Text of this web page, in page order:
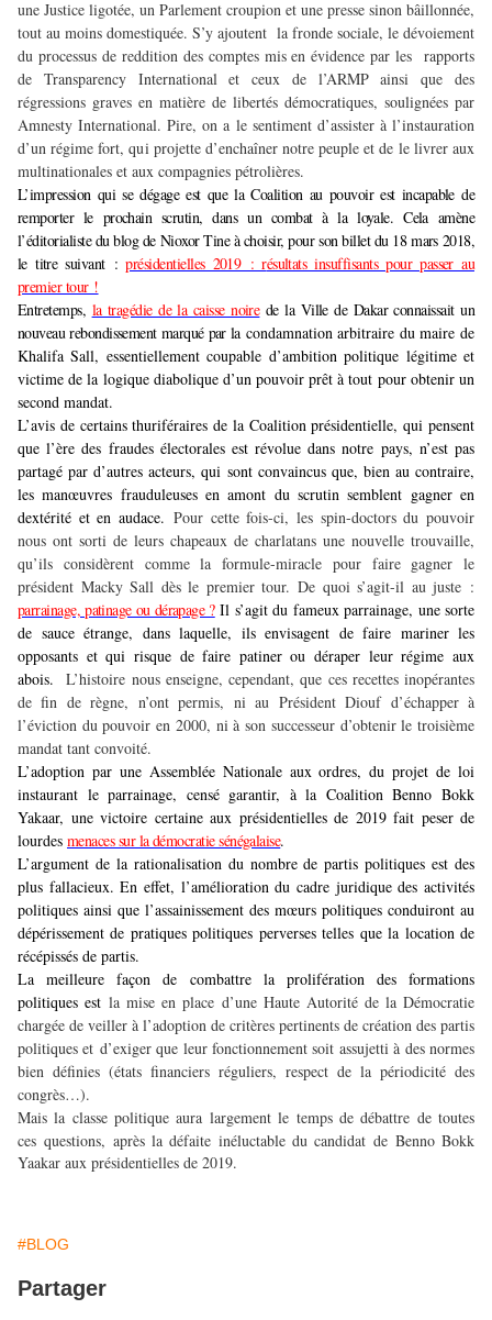
une Justice ligotée, un Parlement croupion et une presse sinon bâillonnée,
tout au moins domestiquée. S’y ajoutent la fronde sociale, le dévoiement
du processus de reddition des comptes mis en évidence par les rapports
de Transparency International et ceux de l’ARMP ainsi que des
régressions graves en matière de libertés démocratiques, soulignées par
Amnesty International. Pire, on a le sentiment d’assister à l’instauration
d’un régime fort, qui projette d’enchaîner notre peuple et de le livrer aux
multinationales et aux compagnies pétrolières.
L’impression qui se dégage est que la Coalition au pouvoir est incapable de
remporter le prochain scrutin, dans un combat à la loyale. Cela amène
l’éditorialiste du blog de Nioxor Tine à choisir, pour son billet du 18 mars 2018,
le titre suivant :présidentielles 2019 : résultats insuffisants pour passer au
premier tour !
Entretemps, la tragédie de la caisse noirede la Ville de Dakar connaissait un
nouveau rebondissement marqué par la condamnation arbitraire du maire de
Khalifa Sall, essentiellement coupable d’ambition politique légitime et
victime de la logique diabolique d’un pouvoir prêt à tout pour obtenir un
second mandat.
L’avis de certains thuriféraires de la Coalition présidentielle, qui pensent
que l’ère des fraudes électorales est révolue dans notre pays, n’est pas
partagé par d’autres acteurs, qui sont convaincus que, bien au contraire,
les manœuvres frauduleuses en amont du scrutin semblent gagner en
dextérité et en audace. Pour cette fois-ci, les spin-doctors du pouvoir
nous ont sorti de leurs chapeaux de charlatans une nouvelle trouvaille,
qu’ils considèrent comme la formule-miracle pour faire gagner le
président Macky Sall dès le premier tour. De quoi s’agit-il au juste :
parrainage, patinage ou dérapage ? Il s’agit du fameux parrainage, une sorte
de sauce étrange, dans laquelle, ils envisagent de faire mariner les
opposants et qui risque de faire patiner ou déraper leur régime aux
abois.
L’histoire nous enseigne, cependant, que ces recettes inopérantes
de fin de règne, n’ont permis, ni au Président Diouf d’échapper à
l’éviction du pouvoir en 2000, ni à son successeur d’obtenir le troisième
mandat tant convoité.
L’adoption par une Assemblée Nationale aux ordres, du projet de loi
instaurant le parrainage, censé garantir, à la Coalition Benno Bokk
Yakaar, une victoire certaine aux présidentielles de 2019 fait peser de
lourdes menaces sur la démocratie sénégalaise.
L’argument de la rationalisation du nombre de partis politiques est des
plus fallacieux. En effet, l’amélioration du cadre juridique des activités
politiques ainsi que l’assainissement des mœurs politiques conduiront au
dépérissement de pratiques politiques perverses telles que la location de
récépissés de partis.
La meilleure façon de combattre la prolifération des formations
politiques estla mise en place d’une Haute Autorité de la Démocratie
chargée de veiller à l’adoption de critères pertinents de création des partis
politiques et d’exiger que leur fonctionnement soit assujetti à des normes
bien définies (états financiers réguliers, respect de la périodicité des
congrès…).
Mais la classe politique aura largement le temps de débattre de toutes
cesquestions, après la défaite inéluctable du candidat de Benno Bokk
Yaakar aux présidentielles de 2019.
#BLOG
Partager